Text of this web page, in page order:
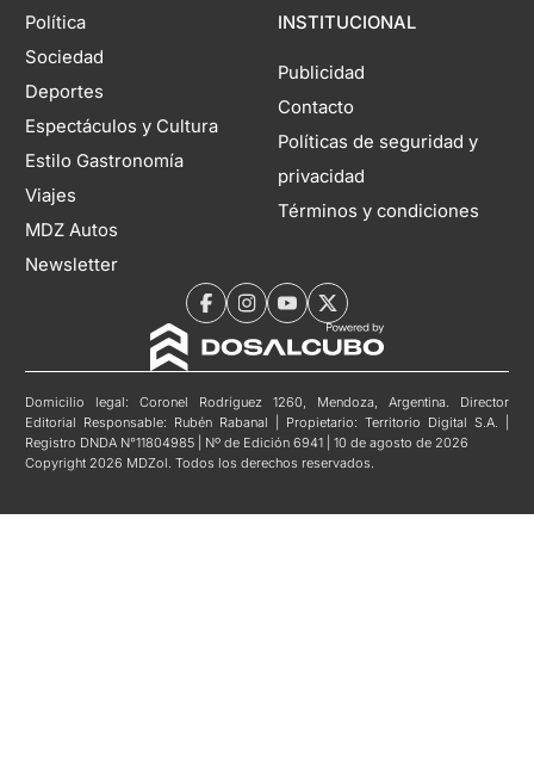
Política
Sociedad
Deportes
Espectáculos y Cultura
Estilo Gastronomía
Viajes
MDZ Autos
Newsletter
INSTITUCIONAL
Publicidad
Contacto
Políticas de seguridad y
privacidad
Términos y condiciones
Domicilio legal: Coronel Rodríguez 1260, Mendoza, Argentina. Director
Editorial Responsable: Rubén Rabanal | Propietario: Territorio Digital S.A. |
Registro DNDA N°11804985 | Nº de Edición 6941 | 10 de agosto de 2026
Copyright 2026 MDZol. Todos los derechos reservados.